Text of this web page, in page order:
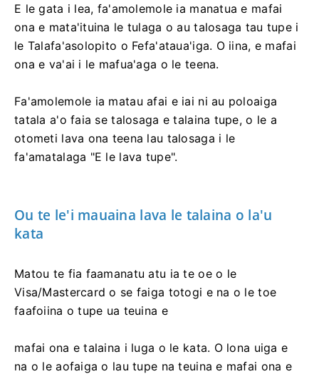
E le gata i lea, fa'amolemole ia manatua e mafai
ona e mata'ituina le tulaga o au talosaga tau tupe i
le Talafa'asolopito o Fefa'ataua'iga. O iina, e mafai
ona e va'ai i le mafua'aga o le teena.
Fa'amolemole ia matau afai e iai ni au poloaiga
tatala a'o faia se talosaga e talaina tupe, o le a
otometi lava ona teena lau talosaga i le
fa'amatalaga "E le lava tupe".
Ou te le'i mauaina lava le talaina o la'u
kata
Matou te fia faamanatu atu ia te oe o le
Visa/Mastercard o se faiga totogi e na o le toe
faafoiina o tupe ua teuina e
mafai ona e talaina i luga o le kata. O lona uiga e
na o le aofaiga o lau tupe na teuina e mafai ona e